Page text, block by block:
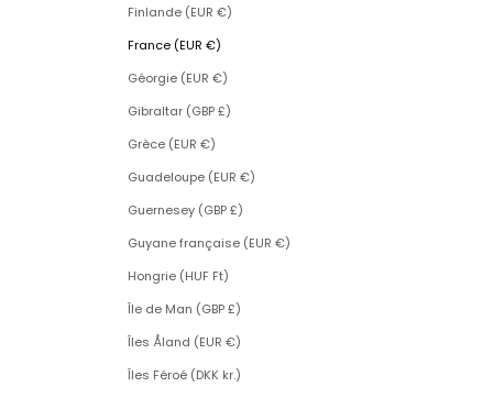
Finlande (EUR €)
France (EUR €)
Géorgie (EUR €)
Gibraltar (GBP £)
Grèce (EUR €)
Guadeloupe (EUR €)
Guernesey (GBP £)
Guyane française (EUR €)
Hongrie (HUF Ft)
Île de Man (GBP £)
Îles Åland (EUR €)
Îles Féroé (DKK kr.)